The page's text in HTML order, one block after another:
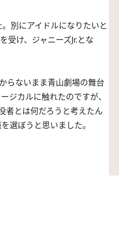
別にアイドルになりたいと
受け、ジャニーズJr.とな
らないまま青山劇場の舞台
ジカルに触れたのですが、
者とは何だろうと考えたん
選ぼうと思いました。